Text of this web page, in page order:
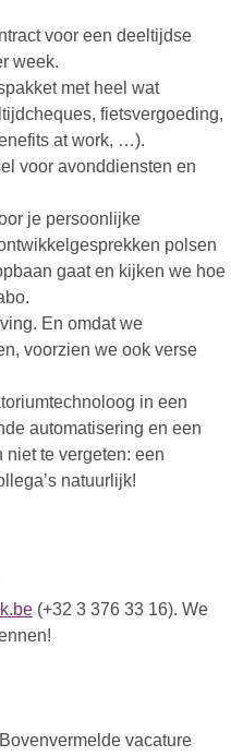
voor een deeltijdse
week.
met heel wat
fietsvergoeding,
at work, …).
voor avonddiensten en
je persoonlijke
polsen
gaat en kijken we hoe
En omdat we
voorzien we ook verse
in een
automatisering en een
niet te vergeten: een
natuurlijk!
(+32 3 376 33 16). We
vacature